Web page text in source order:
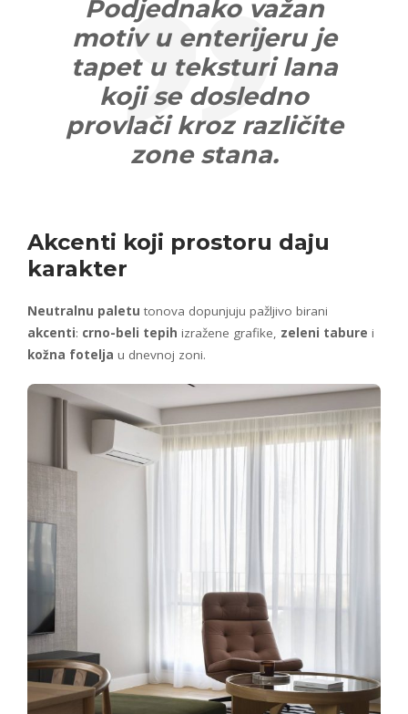
Podjednako važan
motiv u enterijeru je
tapet u teksturi lana
koji se dosledno
provlači kroz različite
zone stana.
Akcenti koji prostoru daju
karakter
Neutralnu paletu tonova dopunjuju pažljivo birani
akcenti: crno-beli tepih izražene grafike, zeleni tabure i
kožna fotelja u dnevnoj zoni.